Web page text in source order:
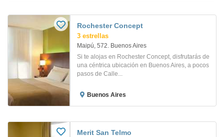
Rochester Concept
3 estrellas
Maipú, 572. Buenos Aires
Si te alojas en Rochester Concept, disfrutarás de
una céntrica ubicación en Buenos Aires, a pocos
pasos de Calle...
Buenos Aires
Merit San Telmo